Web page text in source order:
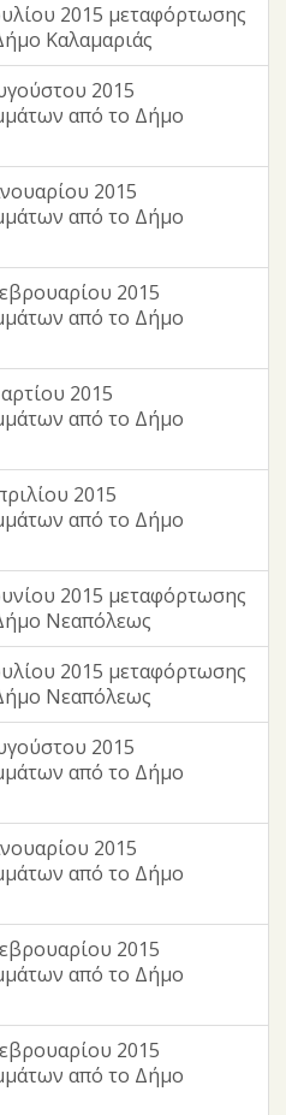
2015 μεταφόρτωσης
Καλαμαριάς
2015
από το Δήμο
2015
από το Δήμο
2015
από το Δήμο
2015
από το Δήμο
2015
από το Δήμο
2015 μεταφόρτωσης
Νεαπόλεως
2015 μεταφόρτωσης
Νεαπόλεως
2015
από το Δήμο
2015
από το Δήμο
2015
από το Δήμο
2015
από το Δήμο